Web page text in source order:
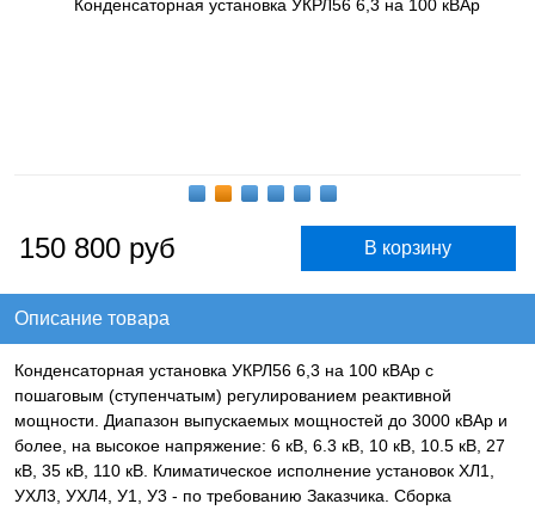
150 800 руб
Описание товара
Конденсаторная установка УКРЛ56 6,3 на 100 кВАр с
пошаговым (ступенчатым) регулированием реактивной
мощности. Диапазон выпускаемых мощностей до 3000 кВАр и
более, на высокое напряжение: 6 кВ, 6.3 кВ, 10 кВ, 10.5 кВ, 27
кВ, 35 кВ, 110 кВ. Климатическое исполнение установок ХЛ1,
УХЛ3, УХЛ4, У1, У3 - по требованию Заказчика. Сборка